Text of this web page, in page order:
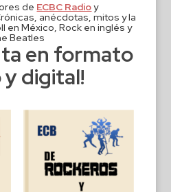
de ECBC Radioy
anécdotas, mitos y la
en México, Rock en inglés y
Beatles
en formato
digital!